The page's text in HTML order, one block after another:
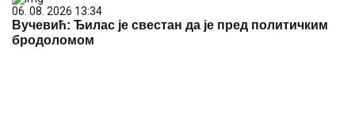
06. 08. 2026 13:34
Вучевић: Ђилас је свестан да је пред политичким
бродоломом